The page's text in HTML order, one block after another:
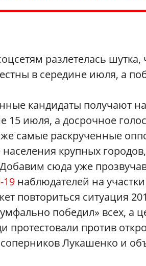
разлетелась шутка,
в середине июля, а
кандидаты получают
15 июля, а досрочное
самые раскрученные
крупных
сюда уже
19 наблюдателей на
повториться ситуация
победил» всех, а
протестовали против
Лукашенко и